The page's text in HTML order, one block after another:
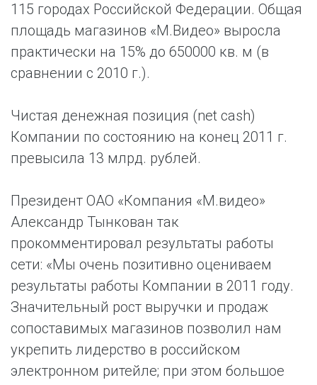
115 городах Российской Федерации. Общая
площадь магазинов «М.Видео» выросла
практически на 15% до 650000 кв. м (в
сравнении с 2010 г.).
Чистая денежная позиция (net cash)
Компании по состоянию на конец 2011 г.
превысила 13 млрд. рублей.
Президент ОАО «Компания «М.видео»
Александр Тынкован так
прокомментировал результаты работы
сети: «Мы очень позитивно оцениваем
результаты работы Компании в 2011 году.
Значительный рост выручки и продаж
сопоставимых магазинов позволил нам
укрепить лидерство в российском
электронном ритейле; при этом большое